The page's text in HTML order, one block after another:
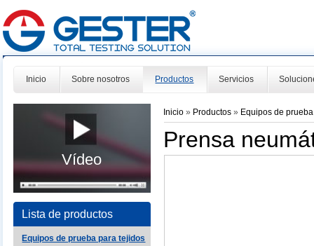
Inicio Sobre nosotros Productos Servicios
Vídeo
Lista de productos
Equipos de prueba para tejidos
Inicio » Productos» Equipos de
Prensa